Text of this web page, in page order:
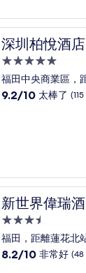
極
了，
(38
則
評
論)
深圳柏悅酒店
深圳柏悅酒店
5.0
星
級
福田中央商業區，
9.2
棒
了，
(115
則
評
論)
9.2/10 太棒了
新世界偉瑞
新世界偉瑞酒店
3.5
星
級
福田，距離蓮花北
8.2
8.2/10 非常好 (48